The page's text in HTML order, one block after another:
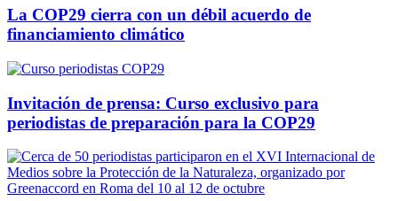
La COP29 cierra con un débil acuerdo de
financiamiento climático
Invitación de prensa: Curso exclusivo para
periodistas de preparación para la COP29